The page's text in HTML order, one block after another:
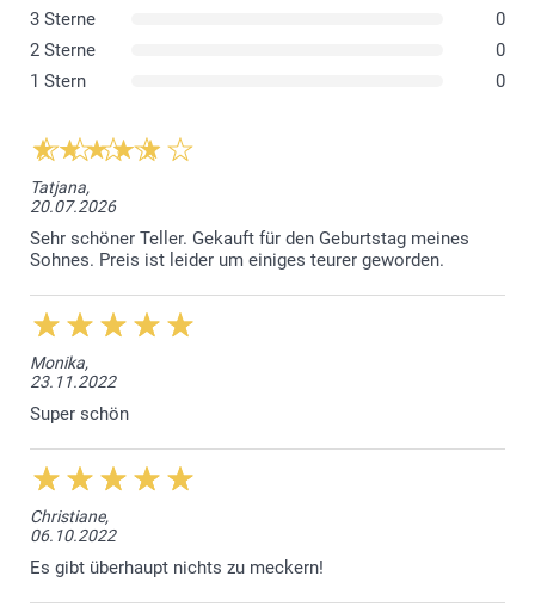
3 Sterne
0
2 Sterne
0
1 Stern
0
Tatjana,
20.07.2026
Sehr schöner Teller. Gekauft für den Geburtstag meines
Sohnes. Preis ist leider um einiges teurer geworden.
Monika,
23.11.2022
Super schön
Christiane,
06.10.2022
Es gibt überhaupt nichts zu meckern!